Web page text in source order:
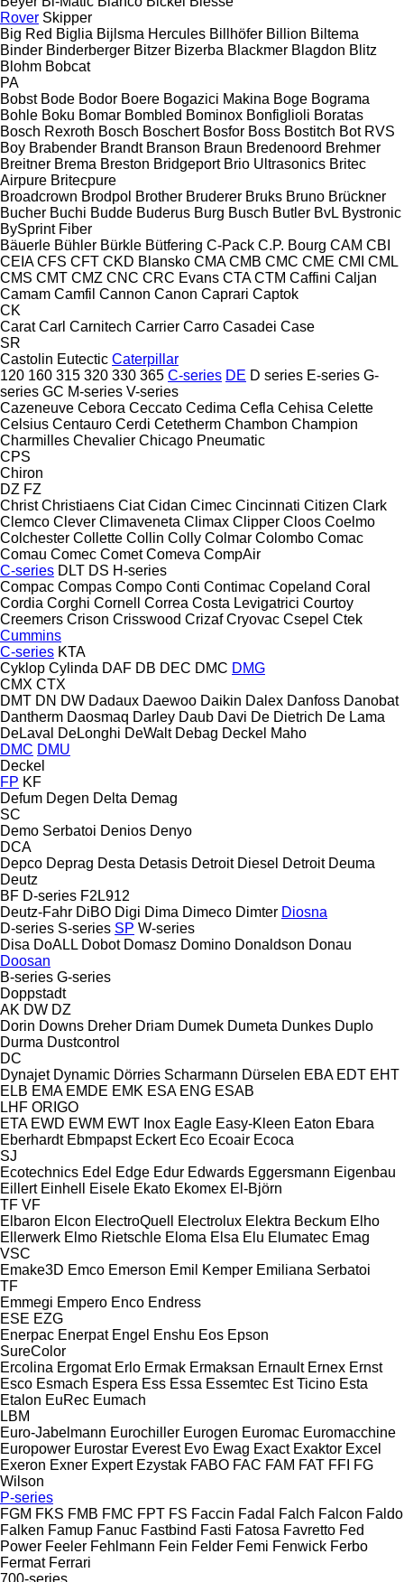
Rover Skipper
Big Red Biglia Bijlsma Hercules Billhöfer Billion Biltema
Binder Binderberger Bitzer Bizerba Blackmer Blagdon Blitz
Blohm Bobcat
PA
Bobst Bode Bodor Boere Bogazici Makina Boge Bograma
Bohle Boku Bomar Bombled Bominox Bonfiglioli Boratas
Bosch Rexroth Bosch Boschert Bosfor Boss Bostitch Bot RVS
Boy Brabender Brandt Branson Braun Bredenoord Brehmer
Breitner Brema Breston Bridgeport Brio Ultrasonics Britec
Airpure Britecpure
Broadcrown Brodpol Brother Bruderer Bruks Bruno Brückner
Bucher Buchi Budde Buderus Burg Busch Butler BvL Bystronic
BySprint Fiber
Bäuerle Bühler Bürkle Bütfering C-Pack C.P. Bourg CAM CBI
CEIA CFS CFT CKD Blansko CMA CMB CMC CME CMI CML
CMS CMT CMZ CNC CRC Evans CTA CTM Caffini Caljan
Camam Camfil Cannon Canon Caprari Captok
CK
Carat Carl Carnitech Carrier Carro Casadei Case
SR
Castolin Eutectic Caterpillar
120 160 315 320 330 365 C-series DE D series E-series G-
series GC M-series V-series
Cazeneuve Cebora Ceccato Cedima Cefla Cehisa Celette
Celsius Centauro Cerdi Cetetherm Chambon Champion
Charmilles Chevalier Chicago Pneumatic
CPS
Chiron
DZ FZ
Christ Christiaens Ciat Cidan Cimec Cincinnati Citizen Clark
Clemco Clever Climaveneta Climax Clipper Cloos Coelmo
Colchester Collette Collin Colly Colmar Colombo Comac
Comau Comec Comet Comeva CompAir
C-series DLT DS H-series
Compac Compas Compo Conti Contimac Copeland Coral
Cordia Corghi Cornell Correa Costa Levigatrici Courtoy
Creemers Crison Crisswood Crizaf Cryovac Csepel Ctek
Cummins
C-series KTA
Cyklop Cylinda DAF DB DEC DMC DMG
CMX CTX
DMT DN DW Dadaux Daewoo Daikin Dalex Danfoss Danobat
Dantherm Daosmaq Darley Daub Davi De Dietrich De Lama
DeLaval
DeLonghi DeWalt Debag Deckel Maho
DMC DMU
Deckel
FP KF
Defum Degen Delta Demag
SC
Demo Serbatoi Denios Denyo
DCA
Depco Deprag Desta Detasis Detroit Diesel Detroit Deuma
Deutz
BF D-series F2L912
Deutz-Fahr DiBO Digi Dima Dimeco Dimter Diosna
D-series S-series SP W-series
Disa DoALL Dobot Domasz Domino Donaldson Donau
Doosan
B-series G-series
Doppstadt
AK DW DZ
Dorin Downs Dreher Driam Dumek Dumeta Dunkes Duplo
Durma Dustcontrol
DC
Dynajet Dynamic Dörries Scharmann Dürselen EBA EDT EHT
ELB EMA EMDE EMK ESA ENG ESAB
LHF ORIGO
ETA EWD EWM EWT Inox Eagle Easy-Kleen Eaton Ebara
Eberhardt Ebmpapst Eckert Eco Ecoair Ecoca
SJ
Ecotechnics Edel Edge Edur Edwards Eggersmann Eigenbau
Eillert Einhell Eisele Ekato Ekomex El-Björn
TF VF
Elbaron Elcon ElectroQuell Electrolux Elektra Beckum Elho
Ellerwerk Elmo Rietschle Eloma Elsa Elu Elumatec Emag
VSC
Emake3D Emco Emerson Emil Kemper Emiliana Serbatoi
TF
Emmegi Empero Enco Endress
ESE EZG
Enerpac Enerpat Engel Enshu Eos Epson
SureColor
Ercolina Ergomat Erlo Ermak Ermaksan Ernault Ernex Ernst
Esco Esmach Espera Ess Essa Essemtec Est Ticino Esta
Etalon EuRec Eumach
LBM
Euro-Jabelmann Eurochiller Eurogen Euromac Euromacchine
Europower Eurostar Everest Evo Ewag Exact Exaktor Excel
Exeron Exner Expert Ezystak FABO FAC FAM FAT FFI FG
Wilson
P-series
FGM FKS FMB FMC FPT FS Faccin Fadal Falch Falcon Faldo
Falken Famup Fanuc Fastbind Fasti Fatosa Favretto Fed
Power Feeler Fehlmann Fein Felder Femi Fenwick Ferbo
Fermat Ferrari
700-series